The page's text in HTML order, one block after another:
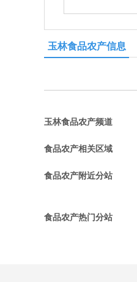
玉林食品农产信息
玉林食品农产频道
食品农产相关区域
食品农产附近分站
食品农产热门分站